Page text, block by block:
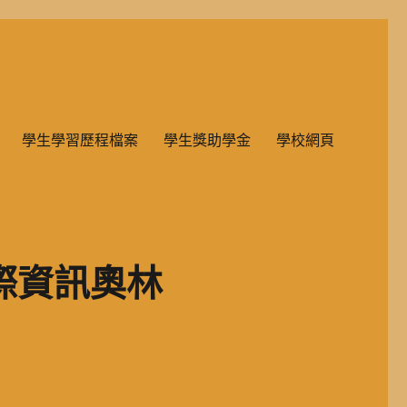
學生學習歷程檔案 學生獎助學金 學校網頁
資訊奧林